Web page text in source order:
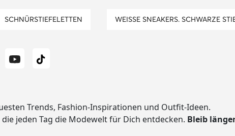
SCHNÜRSTIEFELETTEN WEISSE SNEAKERS. SCHWARZE
Trends, Fashion-Inspirationen und Outfit-Ideen.
jeden Tag die Modewelt für Dich entdecken. Bleib